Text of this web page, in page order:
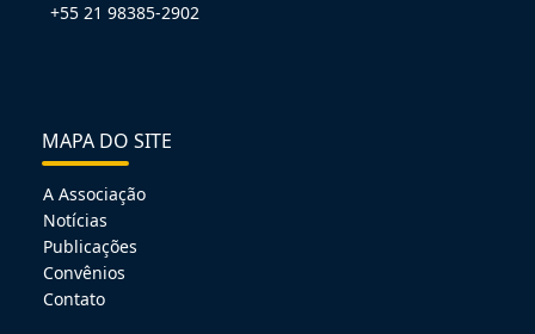
+55 21 98385-2902
MAPA DO SITE
A Associação
Notícias
Publicações
Convênios
Contato